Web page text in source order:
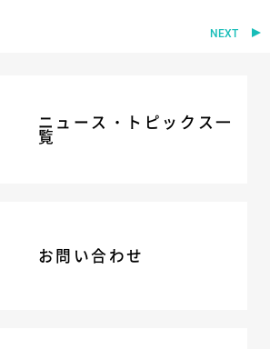
NEXT
ニュース・トピックス一
覧
お問い合わせ